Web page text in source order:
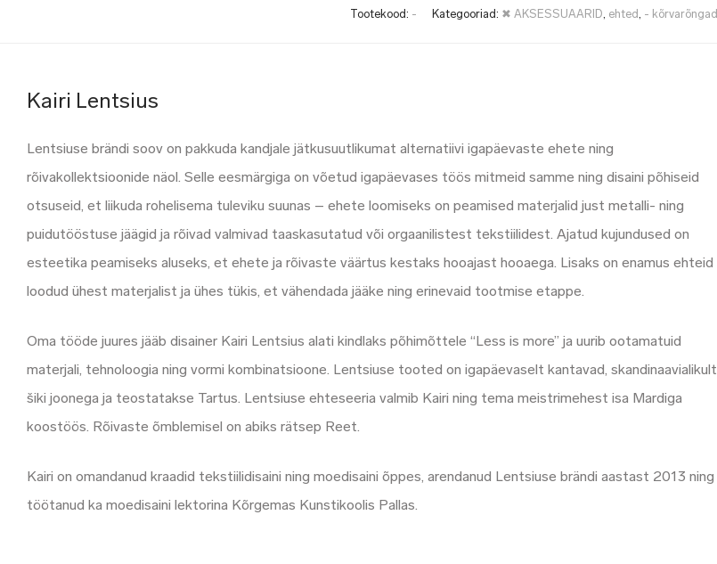
Tootekood: - Kategooriad: ✖ AKSESSUAARID, ehted, - kõrvarõngad
Kairi Lentsius
Lentsiuse brändi soov on pakkuda kandjale jätkusuutlikumat alternatiivi igapäevaste ehete ning
rõivakollektsioonide näol. Selle eesmärgiga on võetud igapäevases töös mitmeid samme ning disaini põhiseid
otsuseid, et liikuda rohelisema tuleviku suunas – ehete loomiseks on peamised materjalid just metalli- ning
puidutööstuse jäägid ja rõivad valmivad taaskasutatud või orgaanilistest tekstiilidest. Ajatud kujundused on
esteetika peamiseks aluseks, et ehete ja rõivaste väärtus kestaks hooajast hooaega. Lisaks on enamus ehteid
loodud ühest materjalist ja ühes tükis, et vähendada jääke ning erinevaid tootmise etappe.
Oma tööde juures jääb disainer Kairi Lentsius alati kindlaks põhimõttele “Less is more” ja uurib ootamatuid
materjali, tehnoloogia ning vormi kombinatsioone. Lentsiuse tooted on igapäevaselt kantavad, skandinaavialikult
šiki joonega ja teostatakse Tartus. Lentsiuse ehteseeria valmib Kairi ning tema meistrimehest isa Mardiga
koostöös. Rõivaste õmblemisel on abiks rätsep Reet.
Kairi on omandanud kraadid tekstiilidisaini ning moedisaini õppes, arendanud Lentsiuse brändi aastast 2013 ning
töötanud ka moedisaini lektorina Kõrgemas Kunstikoolis Pallas.